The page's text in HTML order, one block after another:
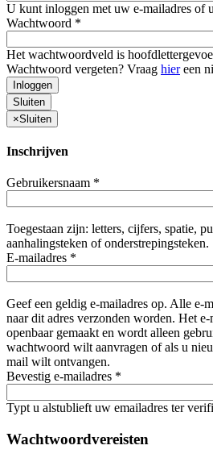
U kunt inloggen met uw e-mailadres of
Wachtwoord *
Het wachtwoordveld is
Wachtwoord vergeten? Vraag hiereen
Inloggen
Sluiten
×Sluiten
Inschrijven
Gebruikersnaam *
Toegestaan zijn: letters, cijfers, spatie,
aanhalingsteken of onderstrepingsteken.
E-mailadres *
Geef een geldig e-mailadres op. Alle e-
naar dit adres verzonden worden. Het
openbaar gemaakt en wordt alleen
wachtwoord wilt aanvragen of als u
mail wilt ontvangen.
Bevestig e-mailadres *
Typt u alstublieft uw emailadres ter
Wachtwoordvereisten